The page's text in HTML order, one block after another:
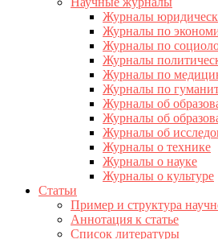
Журналы
Журналы по
Журналы по
Журналы
Журналы по
Журналы по
Журналы об
Журналы об
Журналы об
Журналы о технике
Журналы о науке
Журналы о культуре
Статьи
Пример и структура
Аннотация к статье
Список литературы